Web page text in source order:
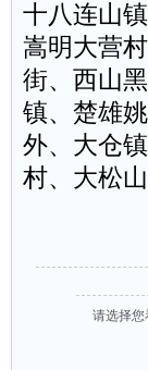
十八连山
嵩明大营
街、西山
镇、楚雄
外、大仓
村、大松
请选择您